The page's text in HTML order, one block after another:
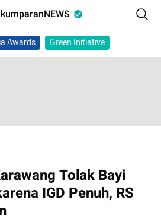
kumparanNEWS
Awards Green Initiative
Tolak Bayi
IGD Penuh, RS